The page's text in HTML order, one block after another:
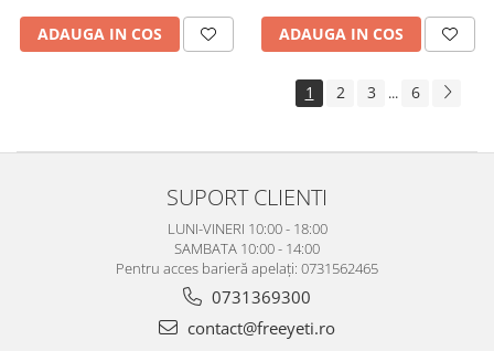
ADAUGA IN COS ADAUGA IN COS
1 2 3 ... 6
SUPORT CLIENTI
LUNI-VINERI 10:00 - 18:00
SAMBATA 10:00 - 14:00
Pentru acces barieră apelați: 0731562465
0731369300
contact@freeyeti.ro